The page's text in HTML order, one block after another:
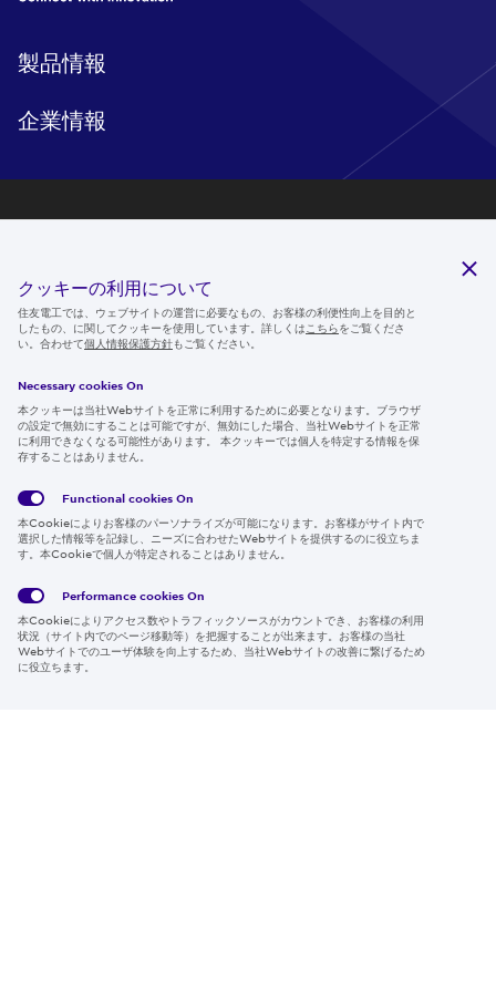
製品情報
企業情報
ニュースルーム
IR情報
採用情報
Global
Policy
サイト
約
Region & Language:
Japan | JP
クッキーの利用について
住友電工では、ウェブサイトの運営に必要なもの、お客様の利便性向上を目的と
したもの、に関してクッキーを使用しています。詳しくは こちらをご覧くださ
い。合わせて個人情報保護方針もご覧ください。
Necessary cookies On
本クッキーは当社Webサイトを正常に利用するために必要となります。ブラウザ
の設定で無効にすることは可能ですが、無効にした場合、当社Webサイトを正常
に利用できなくなる可能性があります。 本クッキーでは個人を特定する情報を保
存することはありません。
Functional cookies On
本Cookieによりお客様のパーソナライズが可能になります。お客様がサイト内で
選択した情報等を記録し、ニーズに合わせたWebサイトを提供するのに役立ちま
す。本Cookieで個人が特定されることはありません。
Performance cookies On
本Cookieによりアクセス数やトラフィックソースがカウントでき、お客様の利用
状況（サイト内でのページ移動等）を把握することが出来ます。お客様の当社
Webサイトでのユーザ体験を向上するため、当社Webサイトの改善に繋げるため
に役立ちます。